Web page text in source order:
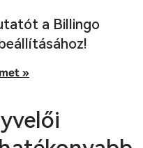
a Billingo
»